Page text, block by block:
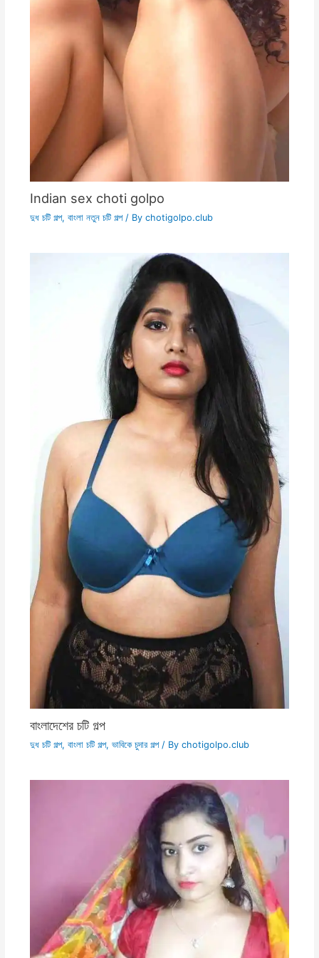
Indian sex choti golpo
দুধ চটি গল্প, বাংলা নতুন চটি গল্প/ By chotigolpo.club
বাংলাদেশের চটি গল্প
দুধ চটি গল্প, বাংলা চটি গল্প, ভাবিকে চুদার গল্প/ By chotigolpo.club